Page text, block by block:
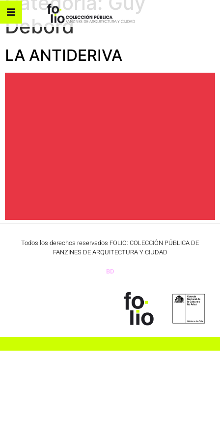
Debord
LA ANTIDERIVA
Todos los derechos reservados FOLIO: COLECCIÓN PÚBLICA DE
FANZINES DE ARQUITECTURA Y CIUDAD
BD